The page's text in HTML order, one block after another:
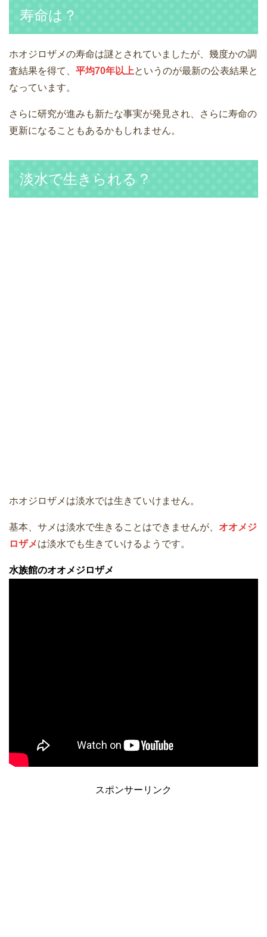
寿命は？
ホオジロザメの寿命は謎とされていましたが、幾度かの調
査結果を得て、 平均70年以上というのが最新の公表結果と
なっています。
さらに研究が進みも新たな事実が発見され、さらに寿命の
更新になることもあるかもしれません。
淡水で生きられる？
ホオジロザメは淡水では生きていけません。
基本、サメは淡水で生きることはできませんが、 オオメジ
ロザメは淡水でも生きていけるようです。
水族館のオオメジロザメ
スポンサーリンク